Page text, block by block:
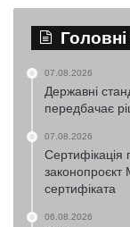
07.08.2026
Державні
передбачає
07.08.2026
Сертифікація
законопроєкт
сертифіката
06.08.2026